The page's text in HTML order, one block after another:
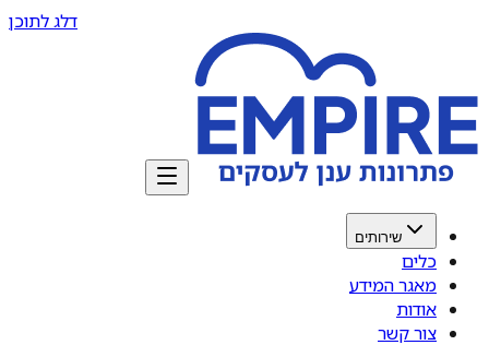
דלג לתוכן
שירותים
כלים
מאגר המידע
אודות
צור קשר